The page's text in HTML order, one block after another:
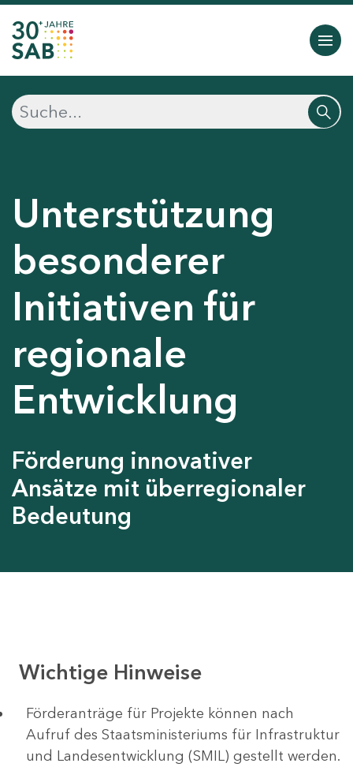
Unterstützung
besonderer
Initiativen für
regionale
Entwicklung
Förderung innovativer
Ansätze mit überregionaler
Bedeutung
Wichtige Hinweise
Förderanträge für Projekte können nach
Aufruf des Staatsministeriums für Infrastruktur
und Landesentwicklung (SMIL) gestellt werden.